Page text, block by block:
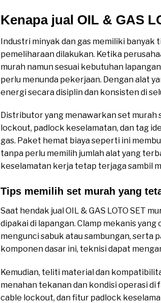
Kenapa jual OIL & GAS
Industri minyak dan gas memiliki
pemeliharaan dilakukan. Ketika
murah namun sesuai kebutuhan
perlu menunda pekerjaan. Dengan alat
energi secara disiplin dan konsisten di
Distributor yang menawarkan set murah
lockout, padlock keselamatan, dan tag
gas. Paket hemat biaya seperti ini
tanpa perlu memilih jumlah alat yang
keselamatan kerja tetap terjaga sambil
Tips memilih set murah yang
Saat hendak jual OIL & GAS LOTO SET
dipakai di lapangan. Clamp mekanis
mengunci sabuk atau sambungan, serta
komponen dasar ini, teknisi dapat
Kemudian, teliti material dan
menahan tekanan dan kondisi operasi
cable lockout, dan fitur padlock